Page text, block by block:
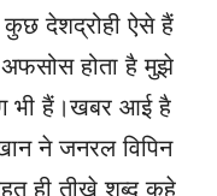
देशद्रोही ऐसे हैं
होता है मुझे
भी हैं।खबर आई है
ने जनरल विपिन
ही तीखे शब्द कहे